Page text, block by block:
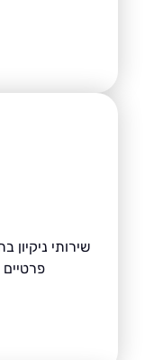
שירותי ניקיון בתים
פרטיים עם